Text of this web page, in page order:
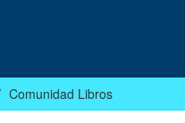
Comunidad Libros